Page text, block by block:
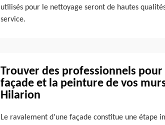
utilisés pour le nettoyage seront de hautes
service.
Trouver des professionnels
façade et la peinture de vos
Hilarion
Le ravalement d'une façade constitue une étape